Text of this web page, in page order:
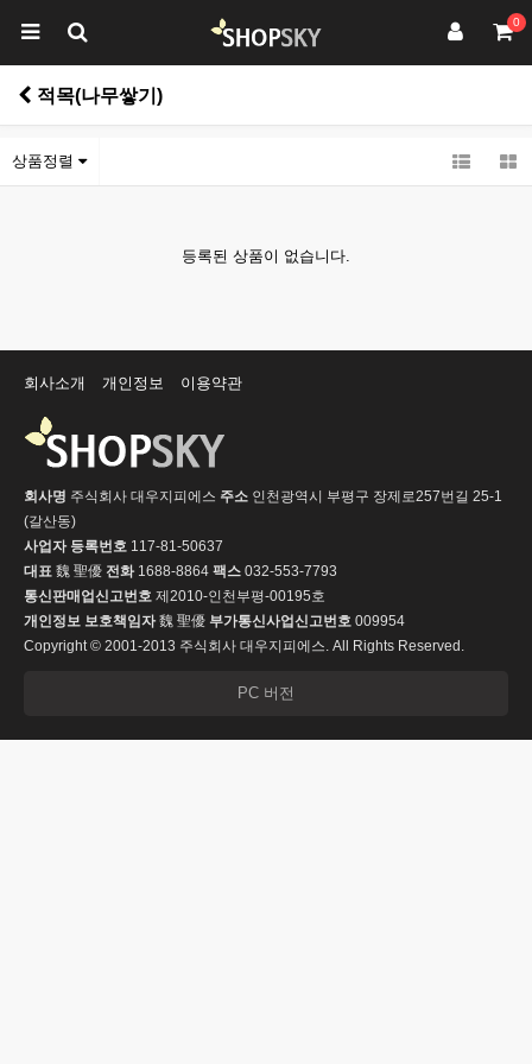
0
적목(나무쌓기)
상품정렬
등록된 상품이 없습니다.
회사소개 개인정보 이용약관
회사명 주식회사 대우지피에스 주소 인천광역시 부평구 장제로257번길 25-1
(갈산동)
사업자 등록번호 117-81-50637
대표 魏 聖優 전화1688-8864 팩스 032-553-7793
통신판매업신고번호 제2010-인천부평-00195호
개인정보 보호책임자魏 聖優 부가통신사업신고번호 009954
Copyright © 2001-2013 주식회사 대우지피에스. All Rights Reserved.
PC 버전